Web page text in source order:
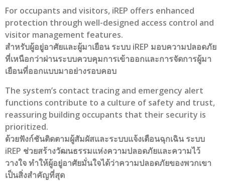
For occupants and visitors, iREP offers enhanced
protection through well-designed access control and
visitor management features.
สำหรับผู้อยู่อาศัยและผู้มาเยือน ระบบ iREP มอบความปลอดภัย
ที่เหนือกว่าผ่านระบบควบคุมการเข้าออกและการจัดการผู้มา
เยือนที่ออกแบบมาอย่างรอบคอบ
The system’s contact tracing and emergency alert
functions contribute to a culture of safety and trust,
reassuring building occupants that their security is
prioritized.
ด้วยฟังก์ชันติดตามผู้สัมผัสและระบบแจ้งเตือนฉุกเฉิน ระบบ
iREP ช่วยสร้างวัฒนธรรมแห่งความปลอดภัยและความไว้
วางใจ ทำให้ผู้อยู่อาศัยมั่นใจได้ว่าความปลอดภัยของพวกเขา
เป็นสิ่งสำคัญที่สุด